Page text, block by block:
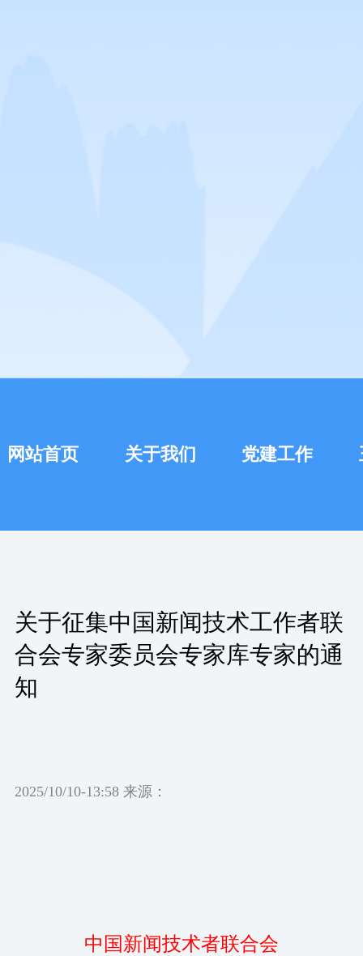
网站首页 关于我们 党建工作
关于征集中国新闻技术工作者联
合会专家委员会专家库专家的通
知
2025/10/10-13:58 来源：
中国新闻技术者联合会